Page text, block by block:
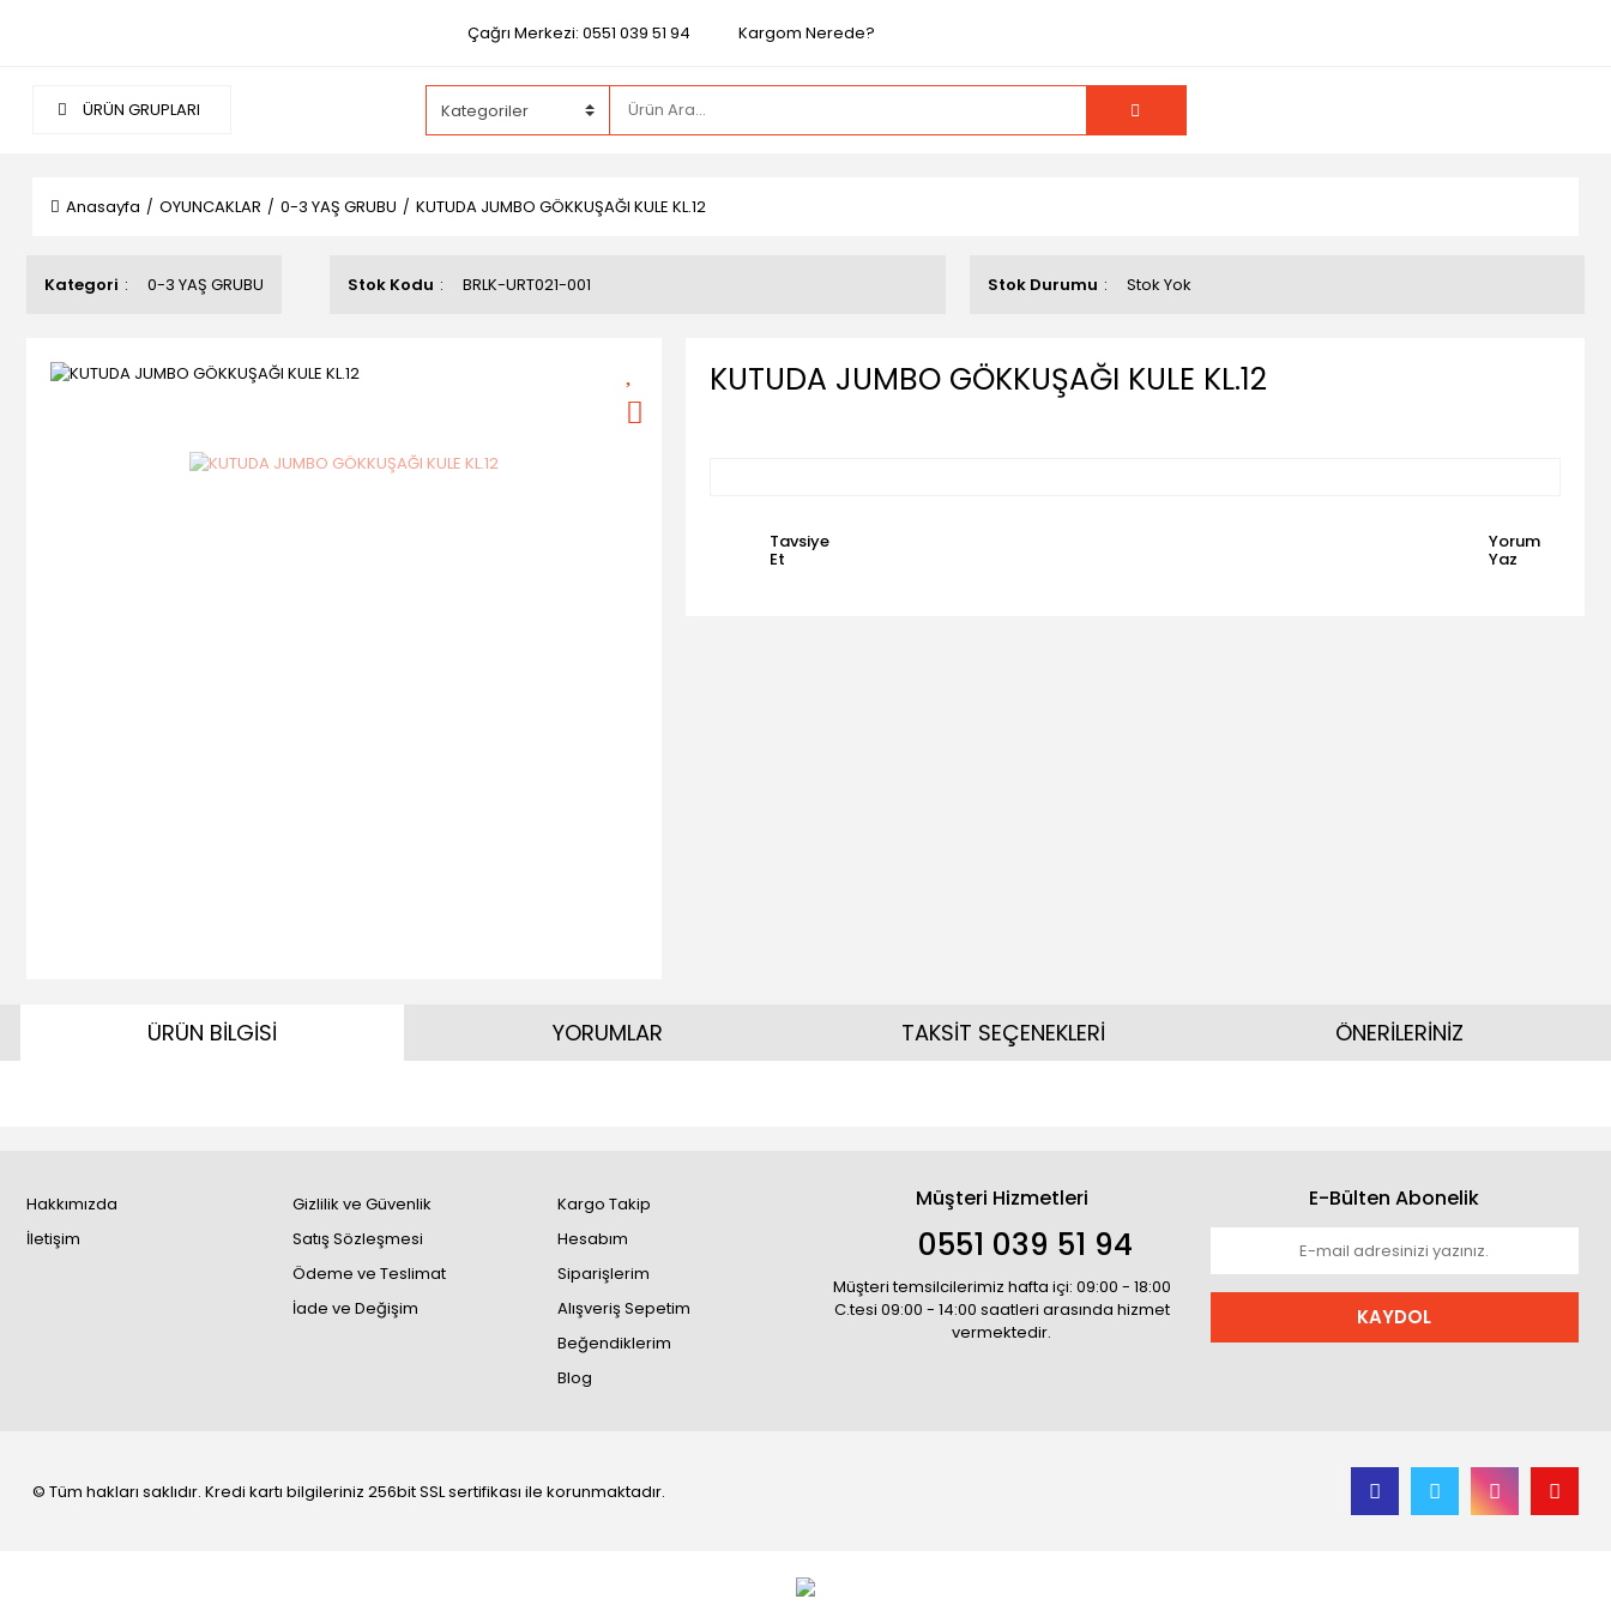
Çağrı Merkezi: 0551 039 51 94 Kargom Nerede?
ÜRÜN GRUPLARI
Anasayfa OYUNCAKLAR 0-3 YAŞ GRUBU KUTUDA JUMBO GÖKKUŞAĞI KULE KL.12
Kategori 0-3 YAŞ GRUBU Stok Kodu BRLK-URT021-001 Stok Durumu Stok Yok
KUTUDA JUMBO GÖKKUŞAĞI KULE KL.12
Tavsiye
Et
Yorum
Yaz
ÜRÜN BİLGİSİ YORUMLAR TAKSİT SEÇENEKLERİ ÖNERİLERİNİZ
Hakkımızda
İletişim
Gizlilik ve Güvenlik
Satış Sözleşmesi
Ödeme ve Teslimat
İade ve Değişim
Kargo Takip
Hesabım
Siparişlerim
Alışveriş Sepetim
Beğendiklerim
Blog
Müşteri Hizmetleri
0551 039 51 94
Müşteri temsilcilerimiz hafta içi: 09:00 - 18:00
C.tesi 09:00 - 14:00 saatleri arasında hizmet
vermektedir.
E-Bülten Abonelik
KAYDOL
© Tüm hakları saklıdır. Kredi kartı bilgileriniz 256bit SSL sertifikası ile korunmaktadır.